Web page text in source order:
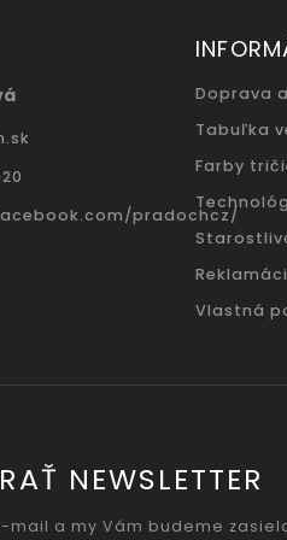
pradochcz/
Doprava
Tabuľka
Farby
Vlastná
NEWSLETTER
mail a my Vám budeme